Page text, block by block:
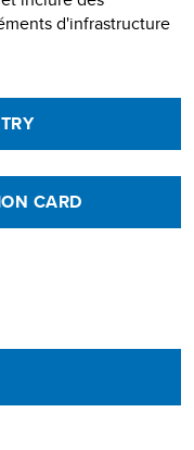
d'infrastructure
CARD